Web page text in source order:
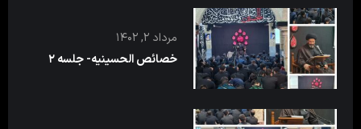
مرداد ۲, ۱۴۰۲
خصائص الحسینیه- جلسه ۲